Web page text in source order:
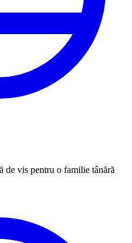
de vis pentru o familie tânără